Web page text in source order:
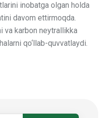
inobatga olgan holda
davom ettirmoqda.
va karbon neytrallikka
qo‘llab-quvvatlaydi.